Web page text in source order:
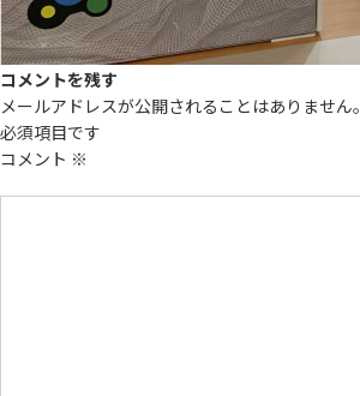
コメントを残す
メールアドレスが公開されることはありません。
必須項目です
コメント ※